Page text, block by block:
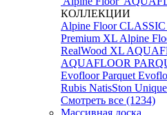
КОЛЛЕКЦИИ
Alpine Floor CLASSIC
Premium XL Alpine
RealWood XL
AQUAFLOOR
Evofloor Parquet
Rubis NatisSton
Смотреть все (1234)
Массивная доска